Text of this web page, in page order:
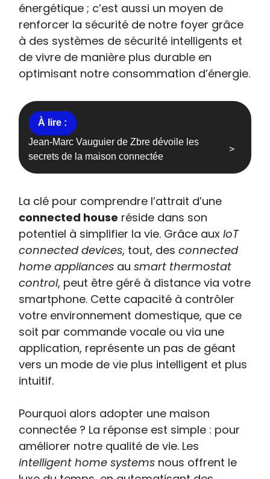
énergétique ; c’est aussi un moyen de
renforcer la sécurité de notre foyer grâce
à des systèmes de sécurité intelligents et
de vivre de manière plus durable en
optimisant notre consommation d’énergie.
Jean-Marc Vauguier de Zbre dévoile les
secrets de la maison connectée
La clé pour comprendre l’attrait d’une
connected house réside dans son
potentiel à simplifier la vie. Grâce auxIoT
connected devices, tout, desconnected
home appliances ausmart thermostat
control, peut être géré à distance via votre
smartphone. Cette capacité à contrôler
votre environnement domestique, que ce
soit par commande vocale ou via une
application, représente un pas de géant
vers un mode de vie plus intelligent et plus
intuitif.
Pourquoi alors adopter une maison
connectée ? La réponse est simple : pour
améliorer notre qualité de vie. Les
intelligent home systems nous offrent le